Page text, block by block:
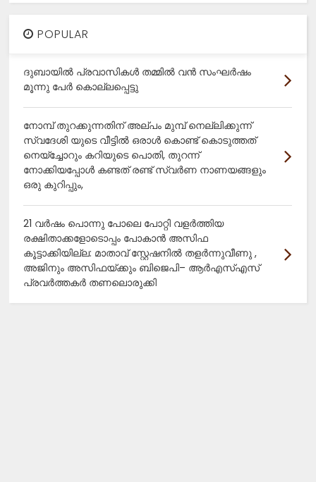
POPULAR
ദുബായിൽ പ്രവാസികൾ തമ്മിൽ വൻ സംഘർഷം
മൂന്നു പേർ കൊല്ലപ്പെട്ടു
നോമ്പ് തുറക്കുന്നതിന് അല്പം മുമ്പ് നെല്ലിക്കുന്ന്
സ്വദേശി യുടെ വീട്ടിൽ ഒരാൾ കൊണ്ട് കൊടുത്തത്
നെയ്ച്ചോറും കറിയുടെ പൊതി, തുറന്ന്
നോക്കിയപ്പോൾ കണ്ടത് രണ്ട് സ്വർണ നാണയങ്ങളും
ഒരു കുറിപ്പും,
21 വർഷം പൊന്നു പോലെ പോറ്റി വളർത്തിയ
രക്ഷിതാക്കളോടൊപ്പം പോകാൻ അസിഫ
കൂട്ടാക്കിയില്ല: മാതാവ് സ്റ്റേഷനിൽ തളർന്നുവീണു ,
അജിനും അസിഫയ്ക്കും ബിജെപി– ആർഎസ്എസ്
പ്രവർത്തകർ തണലൊരുക്കി